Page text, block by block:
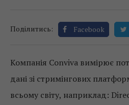
Поділитись: Facebook
Компанія Conviva вимірює
дані зі стримінгових
всьому світу, наприклад: